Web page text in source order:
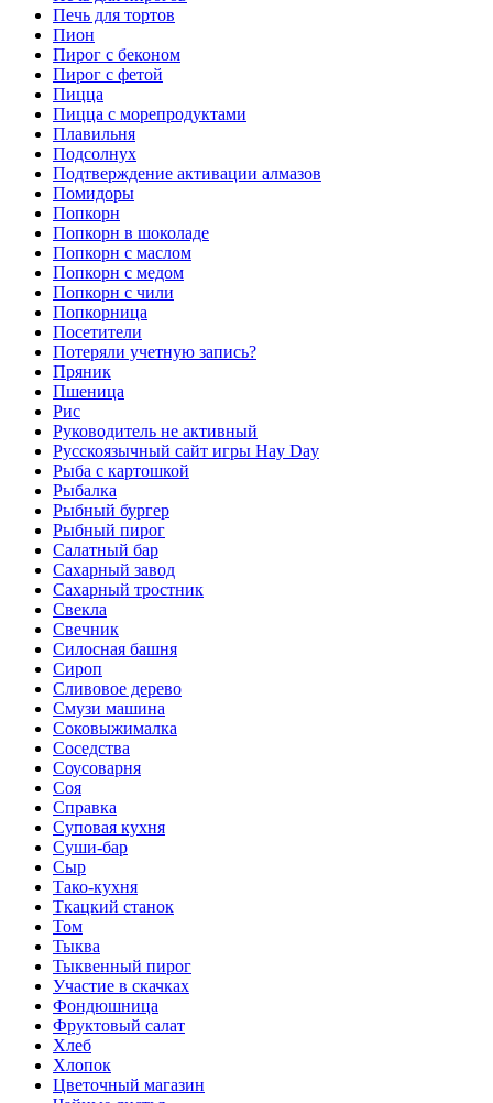
Печь для тортов
Пион
Пирог с беконом
Пирог с фетой
Пицца
Пицца с морепродуктами
Плавильня
Подсолнух
Подтверждение активации алмазов
Помидоры
Попкорн
Попкорн в шоколаде
Попкорн с маслом
Попкорн с медом
Попкорн с чили
Попкорница
Посетители
Потеряли учетную запись?
Пряник
Пшеница
Рис
Руководитель не активный
Русскоязычный сайт игры Hay Day
Рыба с картошкой
Рыбалка
Рыбный бургер
Рыбный пирог
Салатный бар
Сахарный завод
Сахарный тростник
Свекла
Свечник
Силосная башня
Сироп
Сливовое дерево
Смузи машина
Соковыжималка
Соседства
Соусоварня
Соя
Справка
Суповая кухня
Суши-бар
Сыр
Тако-кухня
Ткацкий станок
Том
Тыква
Тыквенный пирог
Участие в скачках
Фондюшница
Фруктовый салат
Хлеб
Хлопок
Цветочный магазин